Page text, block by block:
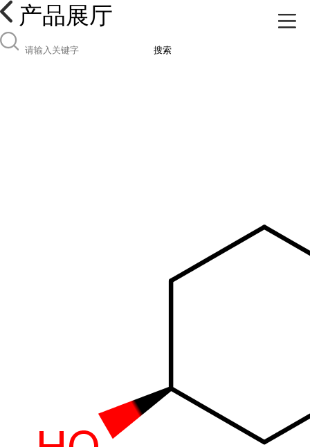
产品展厅
搜索